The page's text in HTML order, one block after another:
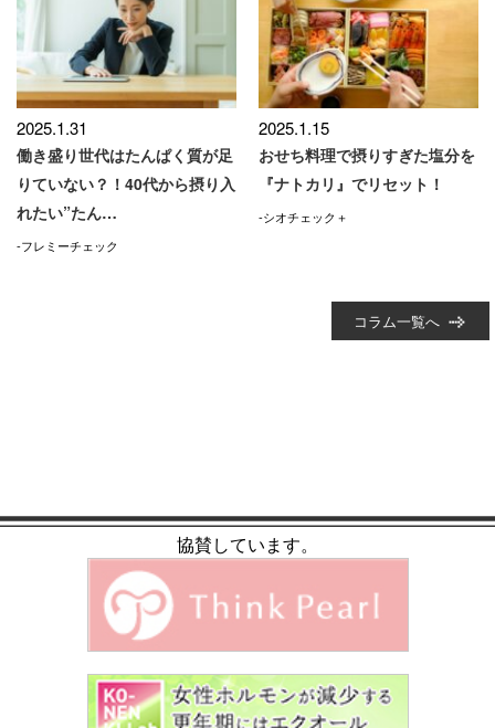
2025.1.31
働き盛り世代はたんぱく質が足
りていない？！40代から摂り入
れたい”たん…
-フレミーチェック
2025.1.15
おせち料理で摂りすぎた塩分を
『ナトカリ』でリセット！
-シオチェック＋
コラム一覧へ
協賛しています。